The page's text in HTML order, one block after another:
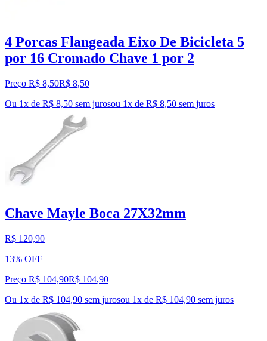
4 Porcas Flangeada Eixo De Bicicleta 5
por 16 Cromado Chave 1 por 2
Preço R$ 8,50R$ 8,50
Ou 1x de R$ 8,50 sem jurosou 1x de R$ 8,50 sem juros
Chave Mayle Boca 27X32mm
R$ 120,90
13% OFF
Preço R$ 104,90R$ 104,90
Ou 1x de R$ 104,90 sem jurosou 1x de R$ 104,90 sem juros